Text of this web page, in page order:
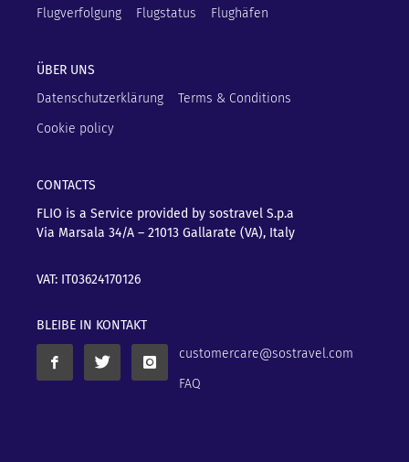
Flugverfolgung
Flugstatus Flughäfen
ÜBER UNS
Datenschutzerklärung
Terms & Conditions
Cookie policy
CONTACTS
FLIO is a Service provided by sostravel S.p.a
Via Marsala 34/A – 21013 Gallarate (VA), Italy
VAT: IT03624170126
BLEIBE IN KONTAKT
customercare@sostravel.com
FAQ